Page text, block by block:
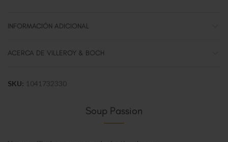
INFORMACIÓN ADICIONAL
ACERCA DE VILLEROY & BOCH
SKU: 1041732330
Soup Passion